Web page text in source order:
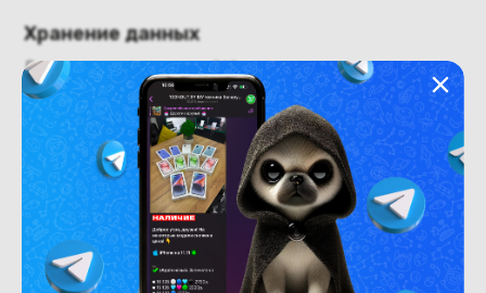
Хранение данных
Емкость накопителя 512
Аккумулятор
Ёмкость при полной
зарядке
100%
Степень износа
Конструкция